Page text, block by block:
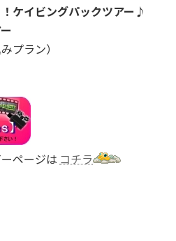
ケイビングパックツアー ♪
プラン）
ページは コチラ